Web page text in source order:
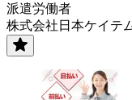
派遣労働者
株式会社日本ケイテ